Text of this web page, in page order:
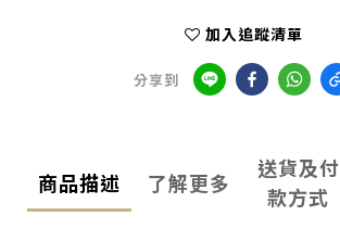
加入追蹤清單
分享到
商品描述 了解更多
送貨及付
款方式